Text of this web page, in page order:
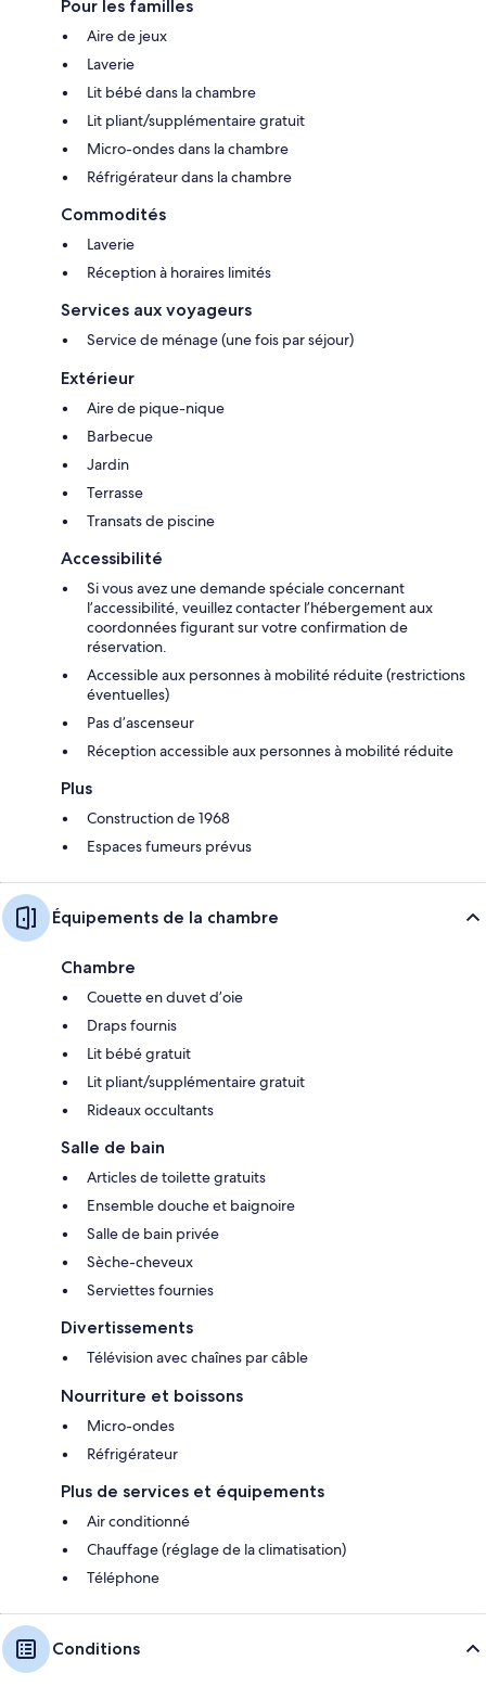
Pour les familles
Aire de jeux
Laverie
Lit bébé dans la chambre
Lit pliant/supplémentaire gratuit
Micro-ondes dans la chambre
Réfrigérateur dans la chambre
Commodités
Laverie
Réception à horaires limités
Services aux voyageurs
Service de ménage (une fois par séjour)
Extérieur
Aire de pique-nique
Barbecue
Jardin
Terrasse
Transats de piscine
Accessibilité
Si vous avez une demande spéciale concernant
l’accessibilité, veuillez contacter l’hébergement aux
coordonnées figurant sur votre confirmation de
réservation.
Accessible aux personnes à mobilité réduite (restrictions
éventuelles)
Pas d’ascenseur
Réception accessible aux personnes à mobilité réduite
Plus
Construction de 1968
Espaces fumeurs prévus
Équipements de la chambre
Chambre
Couette en duvet d’oie
Draps fournis
Lit bébé gratuit
Lit pliant/supplémentaire gratuit
Rideaux occultants
Salle de bain
Articles de toilette gratuits
Ensemble douche et baignoire
Salle de bain privée
Sèche-cheveux
Serviettes fournies
Divertissements
Télévision avec chaînes par câble
Nourriture et boissons
Micro-ondes
Réfrigérateur
Plus de services et équipements
Air conditionné
Chauffage (réglage de la climatisation)
Téléphone
Conditions